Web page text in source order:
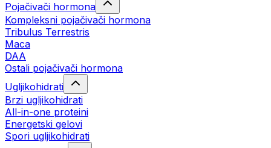
Pojačivači hormona
Kompleksni pojačivači hormona
Tribulus Terrestris
Maca
DAA
Ostali pojačivači hormona
Ugljikohidrati
Brzi ugljikohidrati
All-in-one proteini
Energetski gelovi
Spori ugljikohidrati